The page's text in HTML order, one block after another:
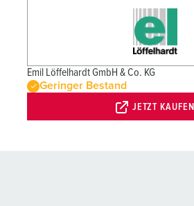
Emil Löffelhardt GmbH & Co. KG
Geringer Bestand
JETZT KAUFEN